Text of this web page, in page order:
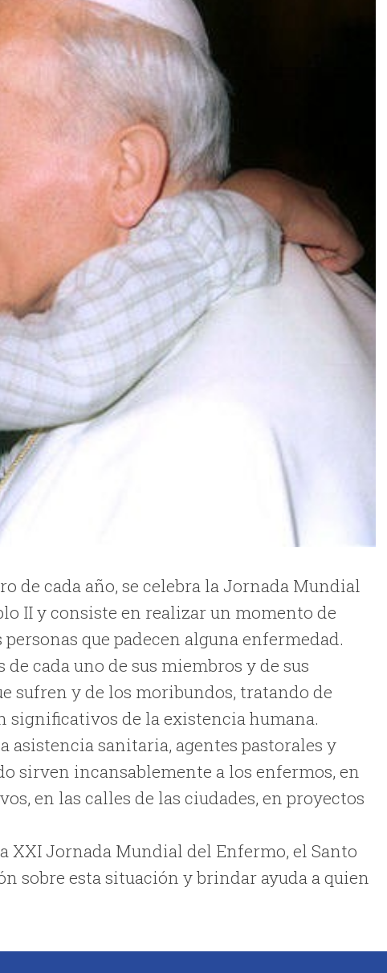
de cada año, se celebra la Jornada Mundial
II y consiste en realizar un momento de
que padecen alguna enfermedad.
cada uno de sus miembros y de sus
sufren y de los moribundos, tratando de
significativos de la existencia humana.
asistencia sanitaria, agentes pastorales y
sirven incansablemente a los enfermos, en
en las calles de las ciudades, en proyectos
XXI Jornada Mundial del Enfermo, el Santo
sobre esta situación y brindar ayuda a quien